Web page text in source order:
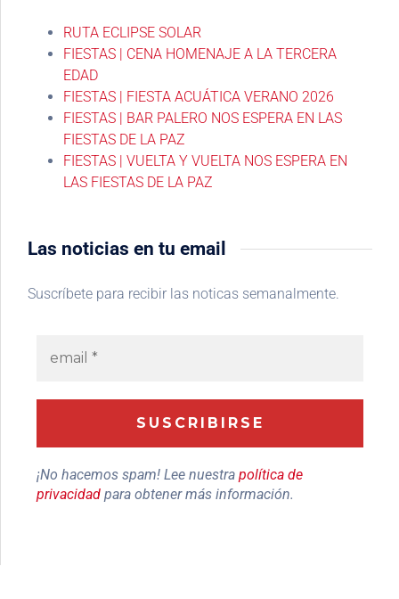
RUTA ECLIPSE SOLAR
FIESTAS | CENA HOMENAJE A LA TERCERA
EDAD
FIESTAS | FIESTA ACUÁTICA VERANO 2026
FIESTAS | BAR PALERO NOS ESPERA EN LAS
FIESTAS DE LA PAZ
FIESTAS | VUELTA Y VUELTA NOS ESPERA EN
LAS FIESTAS DE LA PAZ
Las noticias en tu email
Suscríbete para recibir las noticas semanalmente.
¡No hacemos spam! Lee nuestra política de
privacidad para obtener más información.